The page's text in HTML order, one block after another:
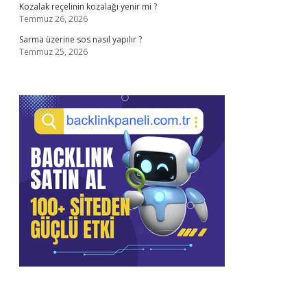
Kozalak reçelinin kozalağı yenir mi ?
Temmuz 26, 2026
Sarma üzerine sos nasıl yapılır ?
Temmuz 25, 2026